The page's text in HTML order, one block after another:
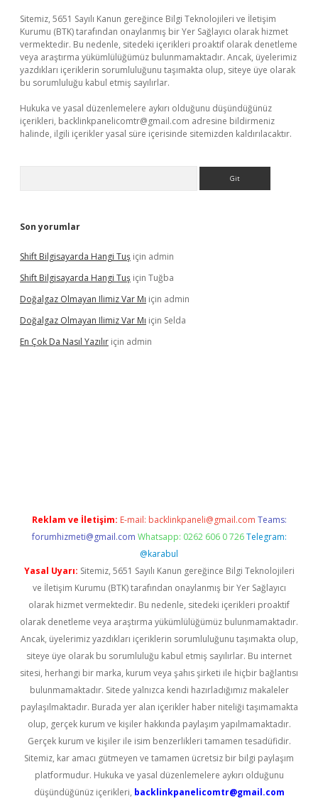
Sitemiz, 5651 Sayılı Kanun gereğince Bilgi Teknolojileri ve İletişim
Kurumu (BTK) tarafından onaylanmış bir Yer Sağlayıcı olarak hizmet
vermektedir. Bu nedenle, sitedeki içerikleri proaktif olarak denetleme
veya araştırma yükümlülüğümüz bulunmamaktadır. Ancak, üyelerimiz
yazdıkları içeriklerin sorumluluğunu taşımakta olup, siteye üye olarak
bu sorumluluğu kabul etmiş sayılırlar.
Hukuka ve yasal düzenlemelere aykırı olduğunu düşündüğünüz
içerikleri, backlinkpanelicomtr@gmail.com adresine bildirmeniz
halinde, ilgili içerikler yasal süre içerisinde sitemizden kaldırılacaktır.
Son yorumlar
Shift Bilgisayarda Hangi Tuş için admin
Shift Bilgisayarda Hangi Tuş için Tuğba
Doğalgaz Olmayan Ilimiz Var Mı için admin
Doğalgaz Olmayan Ilimiz Var Mı için Selda
En Çok Da Nasıl Yazılır için admin
Reklam ve İletişim: E-mail: backlinkpaneli@gmail.com Teams:
forumhizmeti@gmail.com Whatsapp: 0262 606 0 726 Telegram:
@karabul
Yasal Uyarı: Sitemiz, 5651 Sayılı Kanun gereğince Bilgi Teknolojileri
ve İletişim Kurumu (BTK) tarafından onaylanmış bir Yer Sağlayıcı
olarak hizmet vermektedir. Bu nedenle, sitedeki içerikleri proaktif
olarak denetleme veya araştırma yükümlülüğümüz bulunmamaktadır.
Ancak, üyelerimiz yazdıkları içeriklerin sorumluluğunu taşımakta olup,
siteye üye olarak bu sorumluluğu kabul etmiş sayılırlar. Bu internet
sitesi, herhangi bir marka, kurum veya şahıs şirketi ile hiçbir bağlantısı
bulunmamaktadır. Sitede yalnızca kendi hazırladığımız makaleler
paylaşılmaktadır. Burada yer alan içerikler haber niteliği taşımamakta
olup, gerçek kurum ve kişiler hakkında paylaşım yapılmamaktadır.
Gerçek kurum ve kişiler ile isim benzerlikleri tamamen tesadüfidir.
Sitemiz, kar amacı gütmeyen ve tamamen ücretsiz bir bilgi paylaşım
platformudur. Hukuka ve yasal düzenlemelere aykırı olduğunu
düşündüğünüz içerikleri, backlinkpanelicomtr@gmail.com